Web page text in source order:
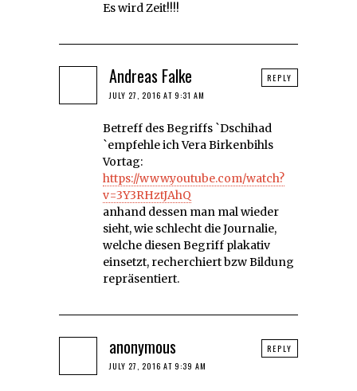
Es wird Zeit!!!!
Andreas Falke
JULY 27, 2016 AT 9:31 AM
Betreff des Begriffs `Dschihad
`empfehle ich Vera Birkenbihls
Vortag:
https://www.youtube.com/watch?
v=3Y3RHztJAhQ
anhand dessen man mal wieder
sieht, wie schlecht die Journalie,
welche diesen Begriff plakativ
einsetzt, recherchiert bzw Bildung
repräsentiert.
REPLY
anonymous
JULY 27, 2016 AT 9:39 AM
REPLY